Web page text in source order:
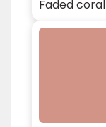
Faded coral